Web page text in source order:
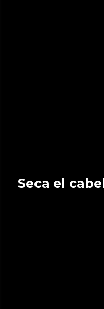
Seca el